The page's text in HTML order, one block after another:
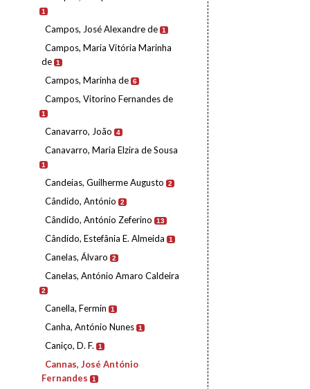
1
Campos, José Alexandre de 1
Campos, Maria Vitória Marinha
de 1
Campos, Marinha de 6
Campos, Vitorino Fernandes de
1
Canavarro, João 4
Canavarro, Maria Elzira de Sousa
1
Candeias, Guilherme Augusto 2
Cândido, António 2
Cândido, António Zeferino 13
Cândido, Estefânia E. Almeida 1
Canelas, Álvaro 2
Canelas, António Amaro Caldeira
2
Canella, Fermin 1
Canha, António Nunes 1
Caniço, D. F. 1
Cannas, José António
Fernandes
1